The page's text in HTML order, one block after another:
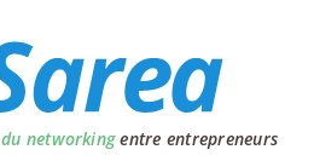
networkingentre entrepreneurs